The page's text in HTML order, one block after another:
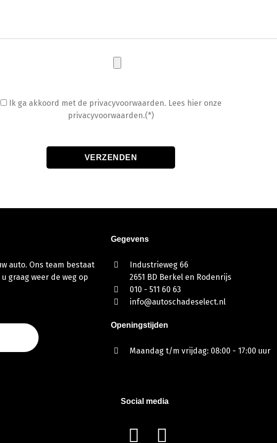
Ik ga akkoord met de privacyvoorwaarden. Lees hier onze
privacyvoorwaarden.(*)
auto. Ons team bestaat
graag weer de weg op
Gegevens
Industrieweg 66
2651 BD Berkel en Rodenrijs
010 - 511 60 63
info@autoschadeselect.nl
Openingstijden
Maandag t/m vrijdag: 08:00 - 17:00 uur
Social media